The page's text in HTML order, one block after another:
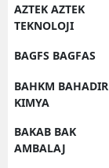
AZTEK AZTEK
TEKNOLOJI
BAGFS BAGFAS
BAHKM BAHADIR
KIMYA
BAKAB BAK
AMBALAJ